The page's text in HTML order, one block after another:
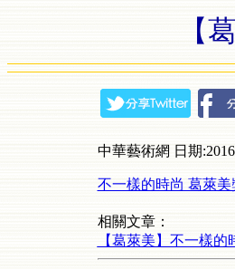
【
中華藝術網 日期
不一樣的時尚 葛萊美
相關文章：
【葛萊美】不一樣